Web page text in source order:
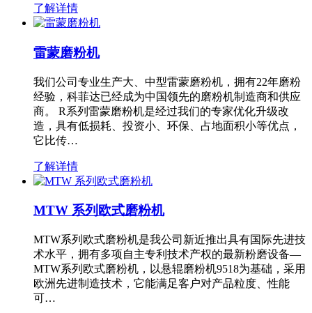
了解详情
雷蒙磨粉机
我们公司专业生产大、中型雷蒙磨粉机，拥有22年磨粉
经验，科菲达已经成为中国领先的磨粉机制造商和供应
商。 R系列雷蒙磨粉机是经过我们的专家优化升级改
造，具有低损耗、投资小、环保、占地面积小等优点，
它比传…
了解详情
MTW 系列欧式磨粉机
MTW系列欧式磨粉机是我公司新近推出具有国际先进技
术水平，拥有多项自主专利技术产权的最新粉磨设备—
MTW系列欧式磨粉机，以悬辊磨粉机9518为基础，采用
欧洲先进制造技术，它能满足客户对产品粒度、性能
可…